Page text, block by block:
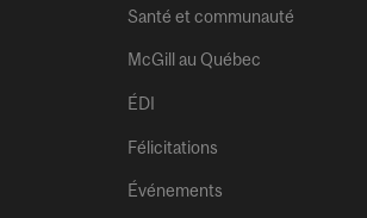
Santé et communauté
McGill au Québec
ÉDI
Félicitations
Événements